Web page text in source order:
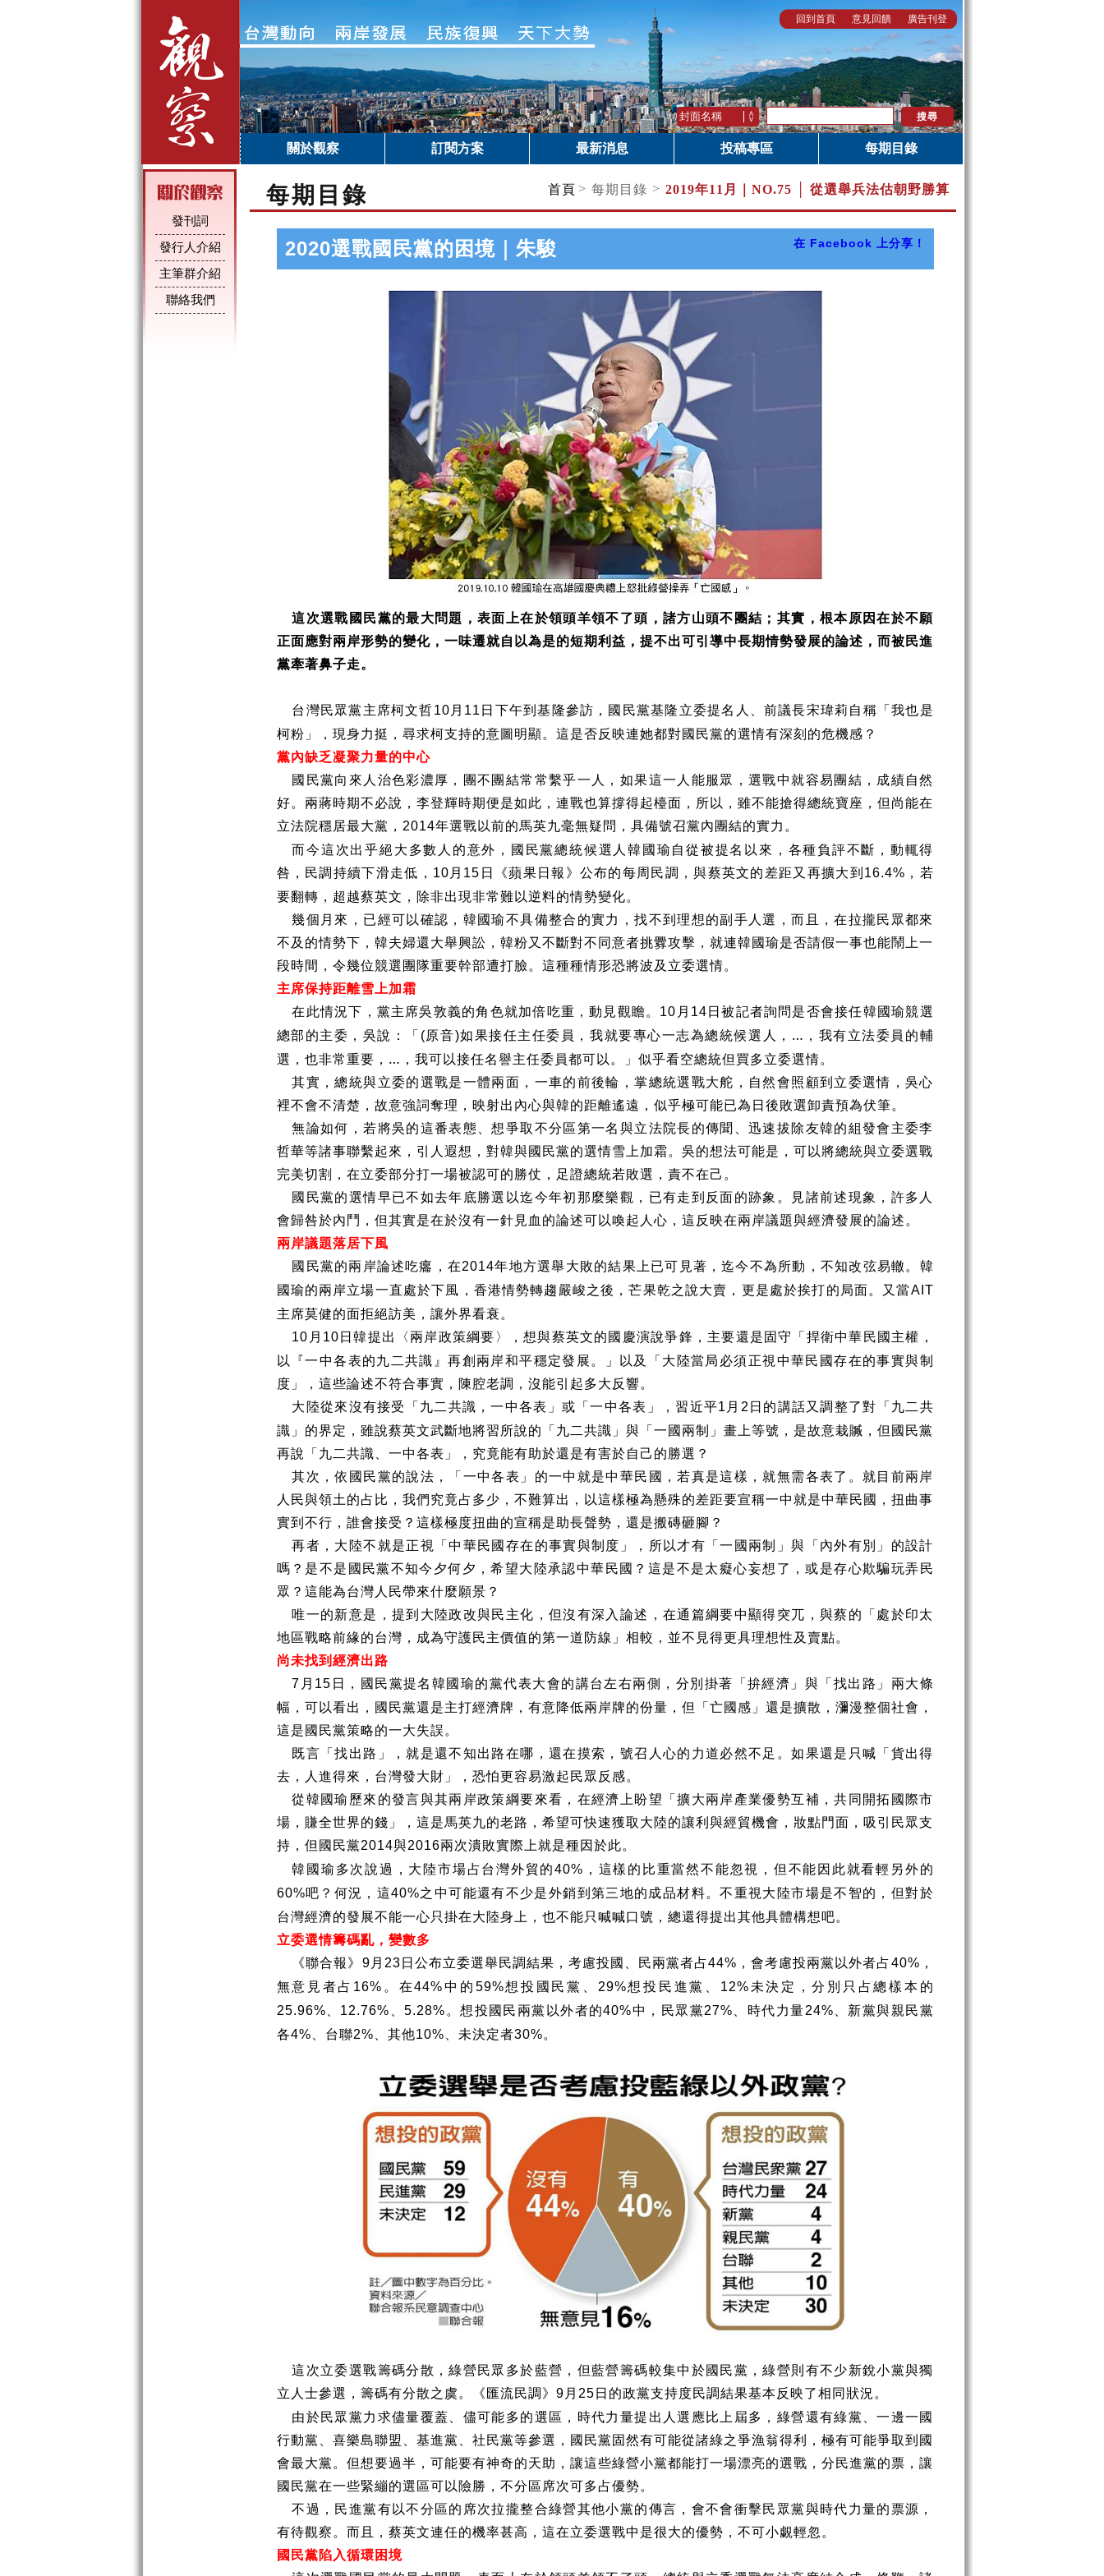
回到首頁 意見回饋 廣告刊登
關於觀察 訂閱方案 最新消息 投稿專區 每期目錄
發刊詞
發行人介紹
主筆群介紹
聯絡我們
每期目錄 首頁 > 每期目錄 > 2019年11月｜ NO.75 │ 從選舉兵法估朝野勝算
2020選戰國民黨的困境｜朱駿 在 Facebook 上分享！
這次選戰國民黨的最大問題，表面上在於領頭羊領不了頭，諸方山頭不團結；其實，根本原因在於不願
正面應對兩岸形勢的變化，一味遷就自以為是的短期利益，提不出可引導中長期情勢發展的論述，而被民進
黨牽著鼻子走。
台灣民眾黨主席柯文哲10月 11 日下午到基隆參訪，國民黨基隆立委提名人、前議長宋瑋莉自稱「我也是
柯粉」，現身力挺，尋求柯支持的意圖明顯。這是否反映連她都對國民黨的選情有深刻的危機感？
黨內缺乏凝聚力量的中心
國民黨向來人治色彩濃厚，團不團結常常繫乎一人，如果這一人能服眾，選戰中就容易團結，成績自然
好。兩蔣時期不必說，李登輝時期便是如此，連戰也算撐得起檯面，所以，雖不能搶得總統寶座，但尚能在
立法院穩居最大黨， 2014年選戰以前的馬英九毫無疑問，具備號召黨內團結的實力。
而今這次出乎絕大多數人的意外，國民黨總統候選人韓國瑜自從被提名以來，各種負評不斷，動輒得
咎，民調持續下滑走低， 10月 15 日《蘋果日報》公布的每周民調，與蔡英文的差距又再擴大到16.4% ，若
要翻轉，超越蔡英文，除非出現非常難以逆料的情勢變化。
幾個月來，已經可以確認，韓國瑜不具備整合的實力，找不到理想的副手人選，而且，在拉攏民眾都來
不及的情勢下，韓夫婦還大舉興訟，韓粉又不斷對不同意者挑釁攻擊，就連韓國瑜是否請假一事也能鬧上一
段時間，令幾位競選團隊重要幹部遭打臉。這種種情形恐將波及立委選情。
主席保持距離雪上加霜
在此情況下，黨主席吳敦義的角色就加倍吃重，動見觀瞻。
10 月 14日被記者詢問是否會接任韓國瑜競選
總部的主委，吳說：「 (原音)如果接任主任委員，我就要專心一志為總統候選人，…，我有立法委員的輔
選，也非常重要，…，我可以接任名譽主任委員都可以。」似乎看空總統但買多立委選情。
其實，總統與立委的選戰是一體兩面，一車的前後輪，掌總統選戰大舵，自然會照顧到立委選情，吳心
裡不會不清楚，故意強詞奪理，映射出內心與韓的距離遙遠，似乎極可能已為日後敗選卸責預為伏筆。
無論如何，若將吳的這番表態、想爭取不分區第一名與立法院長的傳聞、迅速拔除友韓的組發會主委李
哲華等諸事聯繫起來，引人遐想，對韓與國民黨的選情雪上加霜。吳的想法可能是，可以將總統與立委選戰
完美切割，在立委部分打一場被認可的勝仗，足證總統若敗選，責不在己。
國民黨的選情早已不如去年底勝選以迄今年初那麼樂觀，已有走到反面的跡象。見諸前述現象，許多人
會歸咎於內鬥，但其實是在於沒有一針見血的論述可以喚起人心，這反映在兩岸議題與經濟發展的論述。
兩岸議題落居下風
國民黨的兩岸論述吃癟，在2014年地方選舉大敗的結果上已可見著，迄今不為所動，不知改弦易轍。韓
國瑜的兩岸立場一直處於下風，香港情勢轉趨嚴峻之後，芒果乾之說大賣，更是處於挨打的局面。又當AIT
主席莫健的面拒絕訪美，讓外界看衰。
10 月 10日韓提出〈兩岸政策綱要〉，想與蔡英文的國慶演說爭鋒，主要還是固守「捍衛中華民國主權，
以『一中各表的九二共識』再創兩岸和平穩定發展。」以及「大陸當局必須正視中華民國存在的事實與制
度」，這些論述不符合事實，陳腔老調，沒能引起多大反響。
大陸從來沒有接受「九二共識，一中各表」或「一中各表」，習近平1 月 2 日的講話又調整了對「九二共
識」的界定，雖說蔡英文武斷地將習所說的「九二共識」與「一國兩制」畫上等號，是故意栽贓，但國民黨
再說「九二共識、一中各表」，究竟能有助於還是有害於自己的勝選？
其次，依國民黨的說法，「一中各表」的一中就是中華民國，若真是這樣，就無需各表了。就目前兩岸
人民與領土的占比，我們究竟占多少，不難算出，以這樣極為懸殊的差距要宣稱一中就是中華民國，扭曲事
實到不行，誰會接受？這樣極度扭曲的宣稱是助長聲勢，還是搬磚砸腳？
再者，大陸不就是正視「中華民國存在的事實與制度」，所以才有「一國兩制」與「內外有別」的設計
嗎？是不是國民黨不知今夕何夕，希望大陸承認中華民國？這是不是太癡心妄想了，或是存心欺騙玩弄民
眾？這能為台灣人民帶來什麼願景？
唯一的新意是，提到大陸政改與民主化，但沒有深入論述，在通篇綱要中顯得突兀，與蔡的「處於印太
地區戰略前緣的台灣，成為守護民主價值的第一道防線」相較，並不見得更具理想性及賣點。
尚未找到經濟出路
7 月 15 日，國民黨提名韓國瑜的黨代表大會的講台左右兩側，分別掛著「拚經濟」與「找出路」兩大條
幅，可以看出，國民黨還是主打經濟牌，有意降低兩岸牌的份量，但「亡國感」還是擴散，瀰漫整個社會，
這是國民黨策略的一大失誤。
既言「找出路」，就是還不知出路在哪，還在摸索，號召人心的力道必然不足。如果還是只喊「貨出得
去，人進得來，台灣發大財」，恐怕更容易激起民眾反感。
從韓國瑜歷來的發言與其兩岸政策綱要來看，在經濟上盼望「擴大兩岸產業優勢互補，共同開拓國際市
場，賺全世界的錢」，這是馬英九的老路，希望可快速獲取大陸的讓利與經貿機會，妝點門面，吸引民眾支
持，但國民黨2014與2016兩次潰敗實際上就是種因於此。
韓國瑜多次說過，大陸市場占台灣外貿的40% ，這樣的比重當然不能忽視，但不能因此就看輕另外的
60%吧？何況，這40%之中可能還有不少是外銷到第三地的成品材料。不重視大陸市場是不智的，但對於
台灣經濟的發展不能一心只掛在大陸身上，也不能只喊喊口號，總還得提出其他具體構想吧。
立委選情籌碼亂，變數多
《聯合報》
9月 23日公布立委選舉民調結果，考慮投國、民兩黨者占44% ，會考慮投兩黨以外者占40% ，
無意見者占 16% 。在44%中的 59%想投國民黨、 29%想投民進黨、 12%未決定，分別只占總樣本的
25.96%、 12.76% 、5.28%。想投國民兩黨以外者的40%中，民眾黨27%、時代力量24%、新黨與親民黨
各4%、台聯2%、其他10%、未決定者30%。
這次立委選戰籌碼分散，綠營民眾多於藍營，但藍營籌碼較集中於國民黨，綠營則有不少新銳小黨與獨
立人士參選，籌碼有分散之虞。《匯流民調》 9月 25日的政黨支持度民調結果基本反映了相同狀況。
由於民眾黨力求儘量覆蓋、儘可能多的選區，時代力量提出人選應比上屆多，綠營還有綠黨、一邊一國
行動黨、喜樂島聯盟、基進黨、社民黨等參選，國民黨固然有可能從諸綠之爭漁翁得利，極有可能爭取到國
會最大黨。但想要過半，可能要有神奇的天助，讓這些綠營小黨都能打一場漂亮的選戰，分民進黨的票，讓
國民黨在一些緊繃的選區可以險勝，不分區席次可多占優勢。
不過，民進黨有以不分區的席次拉攏整合綠營其他小黨的傳言，會不會衝擊民眾黨與時代力量的票源，
有待觀察。而且，蔡英文連任的機率甚高，這在立委選戰中是很大的優勢，不可小覷輕忽。
國民黨陷入循環困境